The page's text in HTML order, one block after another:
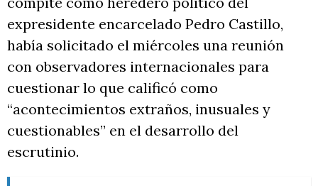
expresidente encarcelado Pedro Castillo,
había solicitado el miércoles una reunión
con observadores internacionales para
cuestionar lo que calificó como
“acontecimientos extraños, inusuales y
cuestionables” en el desarrollo del
escrutinio.